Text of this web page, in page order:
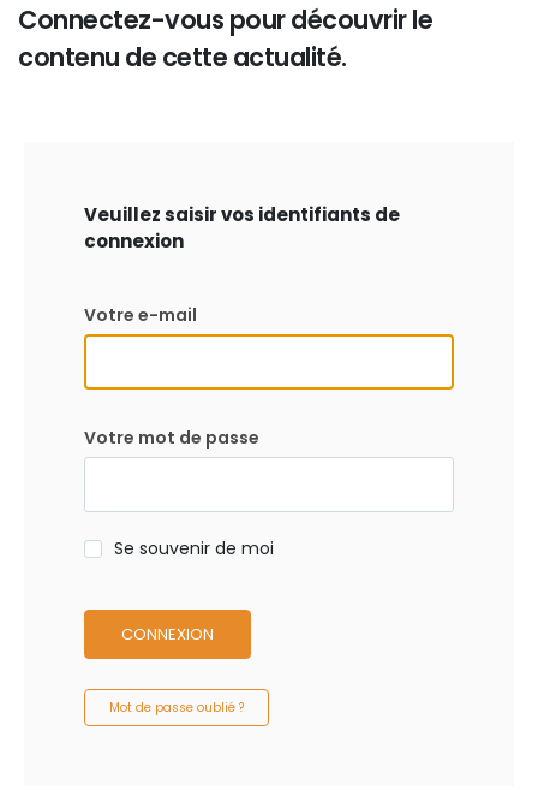
Connectez-vous pour découvrir le
contenu de cette actualité.
Veuillez saisir vos identifiants de
connexion
Votre e-mail
Votre mot de passe
Se souvenir de moi
CONNEXION
Mot de passe oublié ?